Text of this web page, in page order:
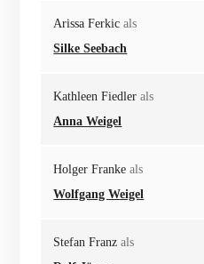
Arissa Ferkic als
Silke Seebach
Kathleen Fiedler als
Anna Weigel
Holger Franke als
Wolfgang Weigel
Stefan Franz als